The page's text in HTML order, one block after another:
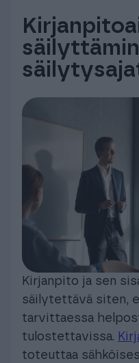
Kirjanpito ja sen
säilytettävä siten,
tarvittaessa
tulostettavissa.
toteuttaa